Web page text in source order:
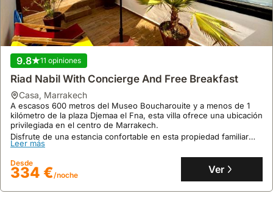
9.8 11 opiniones
Riad Nabil With Concierge And Free Breakfast
casa, Marrakech
A escasos 600 metros del Museo Boucharouite y a menos de 1
kilómetro de la plaza Djemaa el Fna, esta villa ofrece una ubicación
privilegiada en el centro de Marrakech.
Disfrute de una estancia confortable en esta propiedad familiar
con capacidad para 21 personas, que incluye una cocina
equipada, aire acondicionado, terraza y balcón con vistas a la
ciudad, además de servicio de conserjería y desayuno incluido,
perfecto como alquiler vacacional.
Leer más
Desde
334 €/noche Ver